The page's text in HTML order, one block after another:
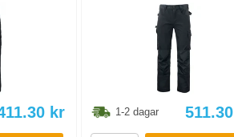
kr 1-2 dagar 511.30